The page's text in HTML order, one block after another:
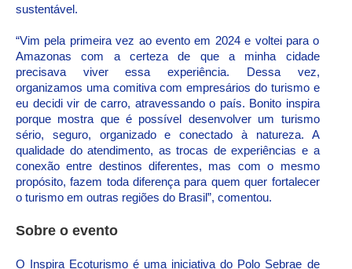
sustentável.
“Vim pela primeira vez ao evento em 2024 e voltei para o
Amazonas com a certeza de que a minha cidade
precisava viver essa experiência. Dessa vez,
organizamos uma comitiva com empresários do turismo e
eu decidi vir de carro, atravessando o país. Bonito inspira
porque mostra que é possível desenvolver um turismo
sério, seguro, organizado e conectado à natureza. A
qualidade do atendimento, as trocas de experiências e a
conexão entre destinos diferentes, mas com o mesmo
propósito, fazem toda diferença para quem quer fortalecer
o turismo em outras regiões do Brasil”, comentou.
Sobre o evento
O Inspira Ecoturismo é uma iniciativa do Polo Sebrae de